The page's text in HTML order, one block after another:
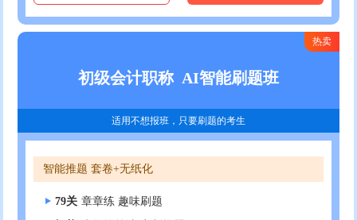
热卖
初级会计职称 AI智能刷题班
适用不想报班，只要刷题的考生
智能推题 套卷+无纸化
79关 章章练 趣味刷题